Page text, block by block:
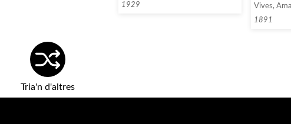
1929
Vives,
1891
Tria'n d'altres